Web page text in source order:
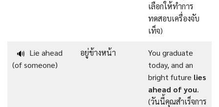
เลือกให้ทำการ
ทดสอบเครื่องจับ
เท็จ)
🔊 Lie ahead
(of someone)
อยู่ข้างหน้า
You graduate
today, and an
bright future lies
ahead of you.
(วันนี้คุณสำเร็จการ